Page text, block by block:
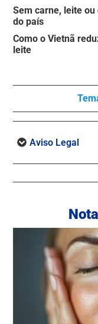
Sem carne, leite
do país
Como o Vietnã
leite
Aviso Legal